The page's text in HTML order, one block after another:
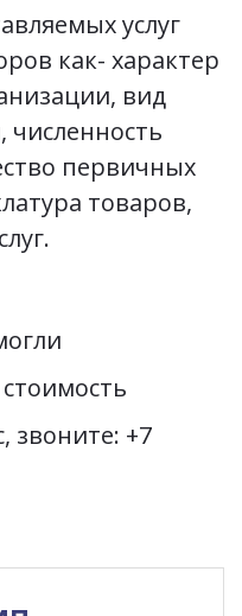
услуг
как- характер
вид
численность
первичных
товаров,
звоните: +7